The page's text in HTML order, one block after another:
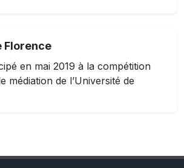
Florence
en mai 2019 à la compétition
médiation de l’Université de